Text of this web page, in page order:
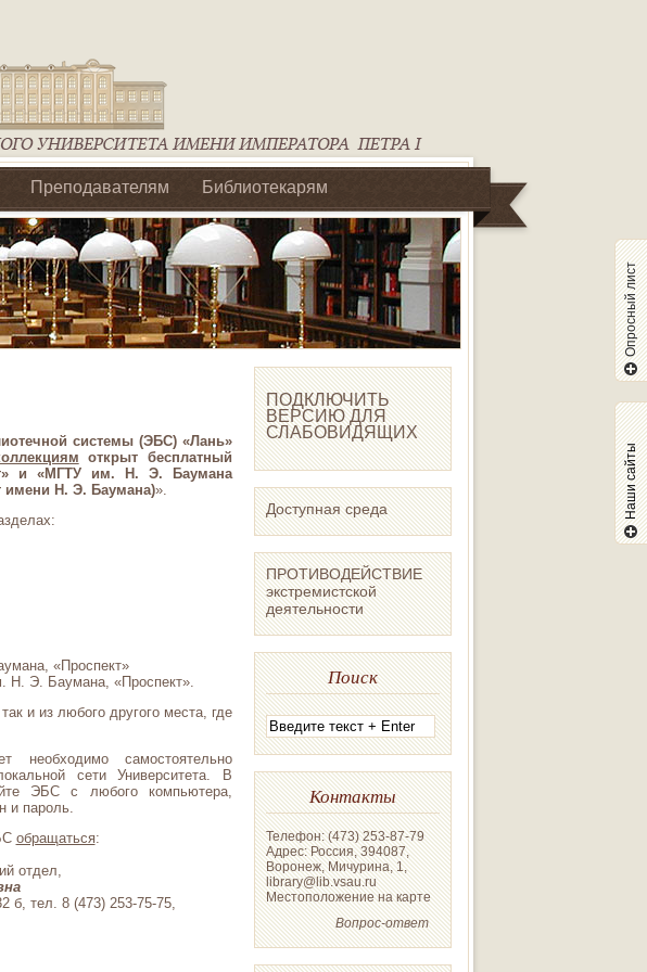
Преподавателям Библиотекарям
системы (ЭБС) «Лань»
открыт бесплатный
и «МГТУ им. Н. Э. Баумана
имени Н. Э. Баумана)».
«Проспект»
Н. Э. Баумана, «Проспект».
и из любого другого места, где
самостоятельно
сети Университета. В
ЭБС с любого компьютера,
и пароль.
обращаться:
отдел,
б, тел. 8 (473) 253-75-75,
ПОДКЛЮЧИТЬ
ВЕРСИЮ ДЛЯ
СЛАБОВИДЯЩИХ
Доступная среда
ПРОТИВОДЕЙСТВИЕ
экстремистской
деятельности
Поиск
Контакты
Телефон: (473) 253-87-79
Адрес: Россия, 394087,
Воронеж, Мичурина, 1,
library@lib.vsau.ru
Местоположение на карте
Вопрос-ответ
Опросный лист
Наши сайты